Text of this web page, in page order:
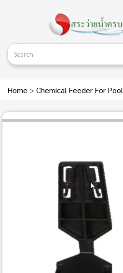
Home > Chemical Feeder For Pool